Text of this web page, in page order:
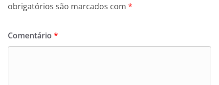
obrigatórios são marcados com *
Comentário *